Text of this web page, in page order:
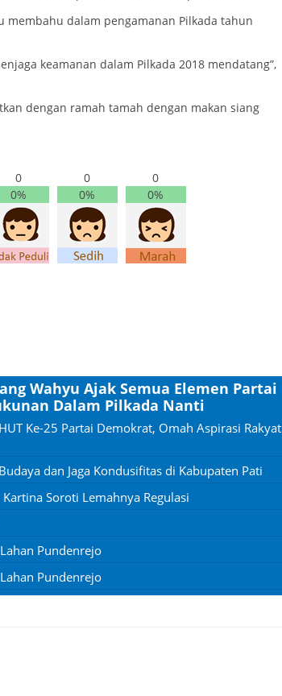
membahu dalam pengamanan Pilkada tahun
keamanan dalam Pilkada 2018 mendatang”,
dengan ramah tamah dengan makan siang
0
0%
0
0%
0
0%
Wahyu Ajak Semua Elemen Partai
Dalam Pilkada Nanti
Ke-25 Partai Demokrat, Omah Aspirasi Rakyat
dan Jaga Kondusifitas di Kabupaten Pati
Soroti Lemahnya Regulasi
Pundenrejo
Pundenrejo